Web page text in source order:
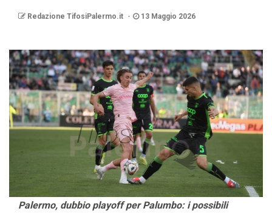
Redazione TifosiPalermo.it 13 Maggio 2026
Palermo, dubbio playoff per Palumbo: i possibili